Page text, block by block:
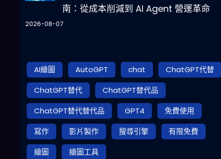
南：從成本削減到 AI Agent 營運革命
2026-08-07
AI繪圖 AutoGPT chat
ChatGPT代替
ChatGPT替代
ChatGPT替代品
ChatGPT替代替代品
GPT4
免費使用
寫作
影片製作 搜尋引擎
有限免費
繪圖
繪圖工具